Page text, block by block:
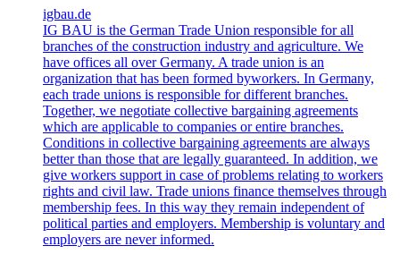
igbau.de
IG BAU is the German Trade Union responsible for all
branches of the construction industry and agriculture. We
have offices all over Germany. A trade union is an
organization that has been formed byworkers. In Germany,
each trade unions is responsible for different branches.
Together, we negotiate collective bargaining agreements
which are applicable to companies or entire branches.
Conditions in collective bargaining agreements are always
better than those that are legally guaranteed. In addition, we
give workers support in case of problems relating to workers
rights and civil law. Trade unions finance themselves through
membership fees. In this way they remain independent of
political parties and employers. Membership is voluntary and
employers are never informed.